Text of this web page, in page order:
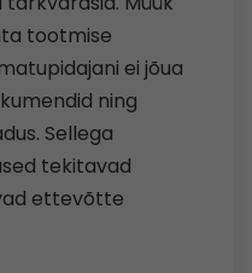
tootmise
ei jõua
ning
Sellega
tekitavad
ettevõtte